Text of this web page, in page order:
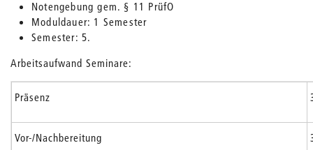
Notengebung gem. § 11 PrüfO
Moduldauer: 1 Semester
Semester: 5.
Arbeitsaufwand Seminare:
Präsenz
Vor-/Nachbereitung